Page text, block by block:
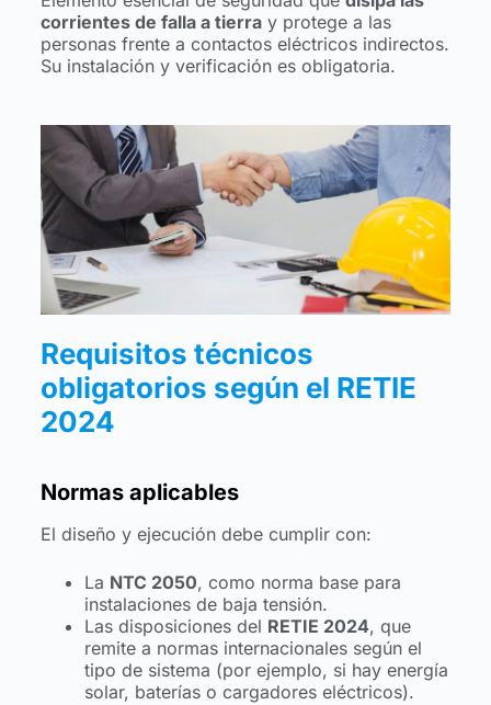
corrientes de falla a tierray protege a las
personas frente a contactos eléctricos indirectos.
Su instalación y verificación es obligatoria.
Requisitos técnicos
obligatorios según el RETIE
2024
Normas aplicables
El diseño y ejecución debe cumplir con:
La NTC 2050, como norma base para
instalaciones de baja tensión.
Las disposiciones del RETIE 2024, que
remite a normas internacionales según el
tipo de sistema (por ejemplo, si hay energía
solar, baterías o cargadores eléctricos).